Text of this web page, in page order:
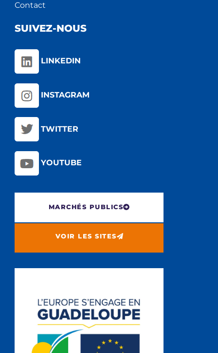
Contact
SUIVEZ-NOUS
LINKEDIN
INSTAGRAM
TWITTER
YOUTUBE
MARCHÉS PUBLICS
VOIR LES SITES